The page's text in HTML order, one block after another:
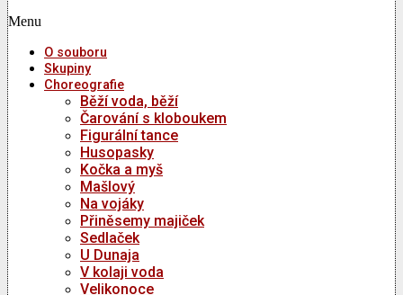
Menu
O souboru
Skupiny
Choreografie
Běží voda, běží
Čarování s kloboukem
Figurální tance
Husopasky
Kočka a myš
Mašlový
Na vojáky
Přiněsemy majiček
Sedlaček
U Dunaja
V kolaji voda
Velikonoce